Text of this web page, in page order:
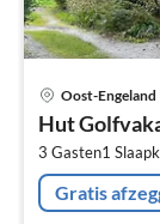
Oost-Engeland
Hut
3 Gasten1
Gratis